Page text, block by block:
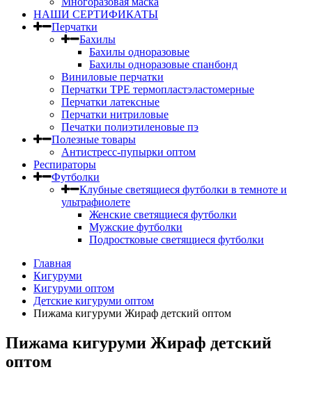
НАШИ СЕРТИФИКАТЫ
Перчатки
Бахилы
Бахилы одноразовые
Бахилы одноразовые спанбонд
Виниловые перчатки
Перчатки TPE термопластэластомерные
Перчатки латексные
Перчатки нитриловые
Печатки полиэтиленовые пэ
Полезные товары
Антистресс-пупырки оптом
Респираторы
Футболки
Клубные светящиеся футболки в темноте и
ультрафиолете
Женские светящиеся футболки
Мужские футболки
Подростковые светящиеся футболки
Главная
Кигуруми
Кигуруми оптом
Детские кигуруми оптом
Пижама кигуруми Жираф детский оптом
Пижама кигуруми Жираф детский
оптом